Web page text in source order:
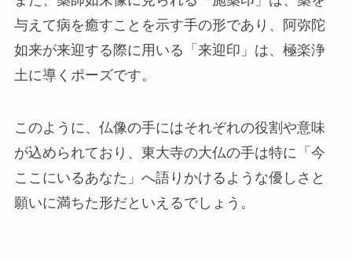
与えて病を癒すことを示す手の形であり、阿弥陀
如来が来迎する際に用いる「来迎印」は、極楽浄
土に導くポーズです。
このように、仏像の手にはそれぞれの役割や意味
が込められており、東大寺の大仏の手は特に「今
ここにいるあなた」へ語りかけるような優しさと
願いに満ちた形だといえるでしょう。